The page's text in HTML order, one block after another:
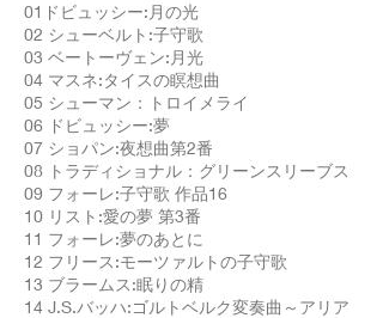
01ドビュッシー:月の光
02 シューベルト:子守歌
03 ベートーヴェン:月光
04 マスネ:タイスの瞑想曲
05 シューマン：トロイメライ
06 ドビュッシー:夢
07 ショパン:夜想曲第2番
08 トラディショナル：グリーンスリーブス
09 フォーレ:子守歌 作品16
10 リスト:愛の夢 第3番
11 フォーレ:夢のあとに
12 フリース:モーツァルトの子守歌
13 ブラームス:眠りの精
14 J.S.バッハ:ゴルトベルク変奏曲～アリア